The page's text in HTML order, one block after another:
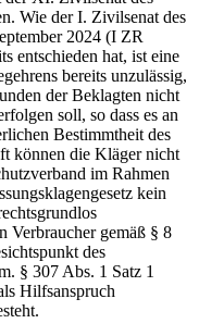
Wie der I. Zivilsenat des
2024 (I ZR
entschieden hat, ist eine
bereits unzulässig,
der Beklagten nicht
soll, so dass es an
Bestimmtheit des
können die Kläger nicht
im Rahmen
kein
Verbraucher gemäß § 8
des
§ 307 Abs. 1 Satz 1
Hilfsanspruch